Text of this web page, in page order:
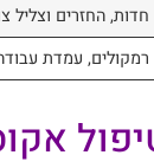
חדות, החזרים וצליל
רמקולים, עמדת